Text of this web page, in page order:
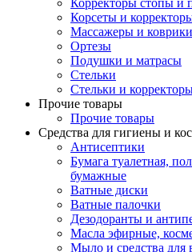
Корректоры стопы и
Корсеты и
Массажеры и коврики
Ортезы
Подушки и матрасы
Стельки
Стельки и
Прочие товары
Прочие товары
Средства для гигиены и
Антисептики
Бумага туалетная,
бумажные
Ватные диски
Ватные палочки
Дезодоранты и
Масла эфирные,
Мыло и средства для